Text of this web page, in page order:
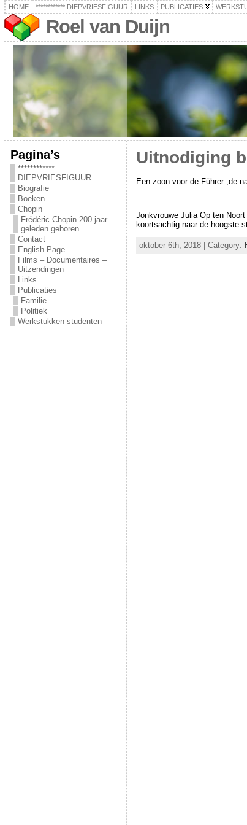
HOME ************ DIEPVRIESFIGUUR LINKS PUBLICATIES
Roel van Duijn
Pagina’s
************
DIEPVRIESFIGUUR
Biografie
Boeken
Chopin
Frédéric Chopin 200 jaar
geleden geboren
Contact
English Page
Films – Documentaires –
Uitzendingen
Links
Publicaties
Familie
Politiek
Werkstukken studenten
Uitnodiging
Een zoon voor de Führer ,de
Jonkvrouwe Julia Op ten
koortsachtig naar de hoogste
oktober 6th, 2018 | Category: